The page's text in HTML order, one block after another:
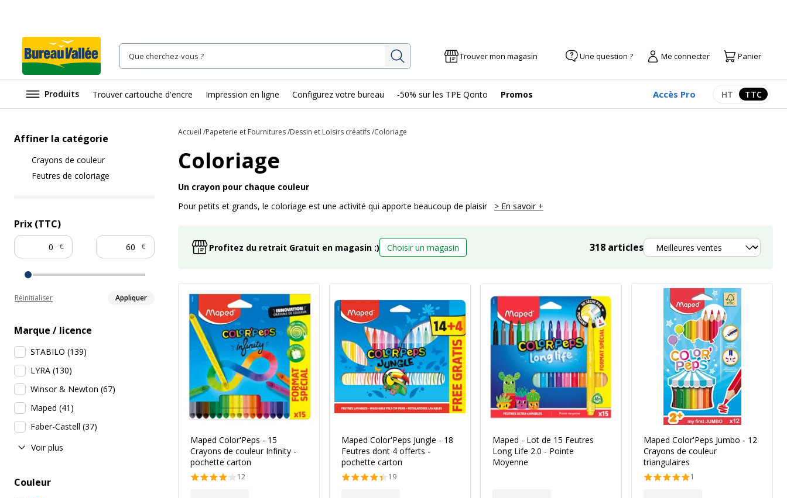
Rechercher Trouver mon magasin Une question ? Me connecter Panier
Produits Trouver cartouche d'encre Impression en ligne Configurez votre bureau -50% sur les TPE Qonto Promos Accès Pro Afficher les
HT TTC
Affiner la catégorie
Crayons de couleur
Feutres de coloriage
Prix (TTC)
€ €
Réinitialiser Appliquer
Marque / licence
STABILO (139)
LYRA (130)
Winsor & Newton (67)
Maped (41 )
Faber-Castell (37)
Voir plus
Couleur
Accueil Papeterie et Fournitures Dessin et Loisirs créatifs Coloriage
Coloriage
Un crayon pour chaque couleur
Pour petits et grands, le coloriage est une activité qui apporte beaucoup de plaisir
> En savoir +
Profitez du retrait Gratuit en magasin :) Choisir un magasin 318 articlesTrier
Maped Color'Peps - 15
Crayons de couleur Infinity -
pochette carton
12
Maped Color'Peps Jungle - 18
Feutres dont 4 offerts -
pochette carton
19
Maped - Lot de 15 Feutres
Long Life 2.0 - Pointe
Moyenne
Maped Color'Peps Jumbo - 12
Crayons de couleur
triangulaires
1